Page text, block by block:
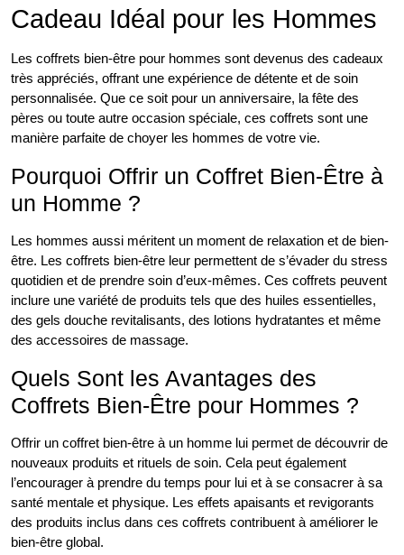
Cadeau Idéal pour les Hommes
Les coffrets bien-être pour hommes sont devenus des cadeaux
très appréciés, offrant une expérience de détente et de soin
personnalisée. Que ce soit pour un anniversaire, la fête des
pères ou toute autre occasion spéciale, ces coffrets sont une
manière parfaite de choyer les hommes de votre vie.
Pourquoi Offrir un Coffret Bien-Être à
un Homme ?
Les hommes aussi méritent un moment de relaxation et de bien-
être. Les coffrets bien-être leur permettent de s’évader du stress
quotidien et de prendre soin d’eux-mêmes. Ces coffrets peuvent
inclure une variété de produits tels que des huiles essentielles,
des gels douche revitalisants, des lotions hydratantes et même
des accessoires de massage.
Quels Sont les Avantages des
Coffrets Bien-Être pour Hommes ?
Offrir un coffret bien-être à un homme lui permet de découvrir de
nouveaux produits et rituels de soin. Cela peut également
l’encourager à prendre du temps pour lui et à se consacrer à sa
santé mentale et physique. Les effets apaisants et revigorants
des produits inclus dans ces coffrets contribuent à améliorer le
bien-être global.